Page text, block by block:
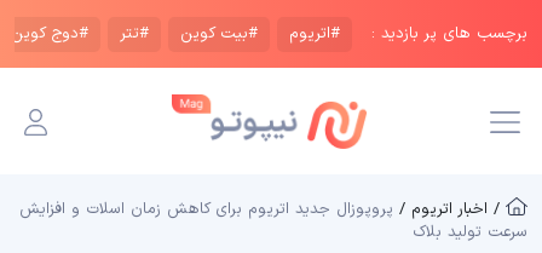
برچسب های پر بازدید : #اتریوم #بیت کوین #تتر #دوج کوین
/ اخبار اتریوم / پروپوزال جدید اتریوم برای کاهش زمان اسلات و افزایش
سرعت تولید بلاک